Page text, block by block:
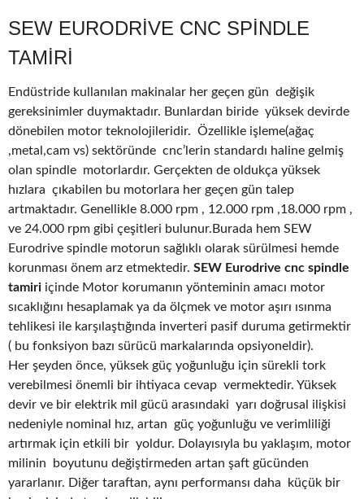
SEW EURODRIVE CNC SPINDLE
TAMIRI
Endüstride kullanılan makinalar her geçen gün değişik
gereksinimler duymaktadır. Bunlardan biride yüksek devirde
dönebilen motor teknolojileridir. Özellikle işleme(ağaç
,metal,cam vs) sektöründe cnc’lerin standardı haline gelmiş
olan spindle motorlardır. Gerçekten de oldukça yüksek
hızlara çıkabilen bu motorlara her geçen gün talep
artmaktadır. Genellikle 8.000 rpm , 12.000 rpm ,18.000 rpm ,
ve 24.000 rpm gibi çeşitleri bulunur.Burada hem SEW
Eurodrive spindle motorun sağlıklı olarak sürülmesi hemde
korunması önem arz etmektedir. SEW Eurodrive cnc spindle
tamiri içinde Motor korumanın yönteminin amacı motor
sıcaklığını hesaplamak ya da ölçmek ve motor aşırı ısınma
tehlikesi ile karşılaştığında inverteri pasif duruma getirmektir
( bu fonksiyon bazı sürücü markalarında opsiyoneldir).
Her şeyden önce, yüksek güç yoğunluğu için sürekli tork
verebilmesi önemli bir ihtiyaca cevap vermektedir. Yüksek
devir ve bir elektrik mil gücü arasındaki yarı doğrusal ilişkisi
nedeniyle nominal hız, artan güç yoğunluğu ve verimliliği
artırmak için etkili bir yoldur. Dolayısıyla bu yaklaşım, motor
milinin boyutunu değiştirmeden artan şaft gücünden
yararlanır. Diğer taraftan, aynı performansı daha küçük bir